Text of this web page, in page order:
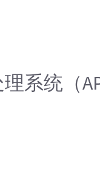
系统（